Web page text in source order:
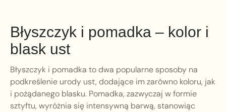
Błyszczyk i pomadka – kolor i
blask ust
Błyszczyk i pomadka to dwa popularne sposoby na
podkreślenie urody ust, dodające im zarówno koloru, jak
i pożądanego blasku. Pomadka, zazwyczaj w formie
sztyftu, wyróżnia się intensywną barwą, stanowiąc